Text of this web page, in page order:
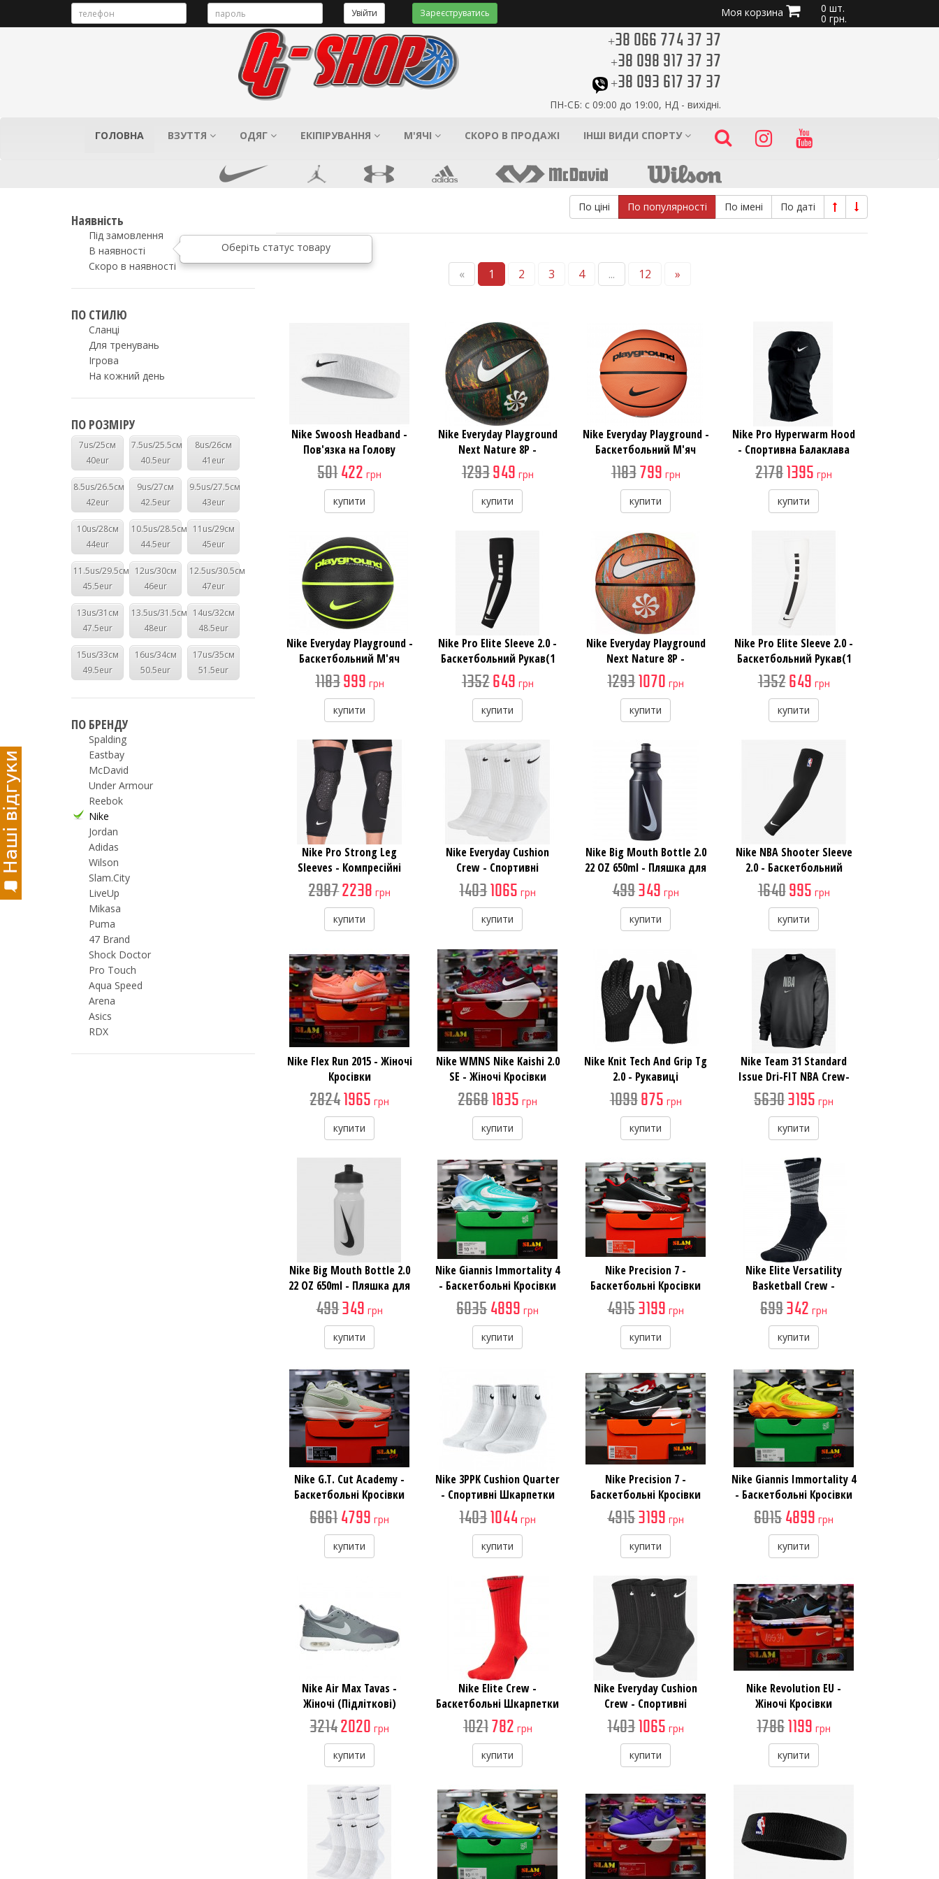
Увійти Зареєструватись Моя корзина 0 шт.
0 грн.
+38 066 774 37 37
+38 098 917 37 37
+38 093 617 37 37
ПН-СБ: с 09:00 до 19:00, НД - вихідні.
ГОЛОВНА ВЗУТТЯ ОДЯГ ЕКІПІРУВАННЯ М'ЯЧІ СКОРО В ПРОДАЖІ ІНШІ ВИДИ СПОРТУ
Наявність
Під замовлення
В наявності
Скоро в наявності
ПО СТИЛЮ
Сланці
Для тренувань
Ігрова
На кожний день
ПО РОЗМІРУ
7us/25см
40eur
7.5us/25.5см
40.5eur
8us/26см
41eur
8.5us/26.5см
42eur
9us/27см
42.5eur
9.5us/27.5см
43eur
10us/28см
44eur
10.5us/28.5см
44.5eur
11us/29см
45eur
11.5us/29.5см
45.5eur
12us/30см
46eur
12.5us/30.5см
47eur
13us/31см
47.5eur
13.5us/31.5см
48eur
14us/32см
48.5eur
15us/33см
49.5eur
16us/34см
50.5eur
17us/35см
51.5eur
ПО БРЕНДУ
Spalding
Eastbay
McDavid
Under Armour
Reebok
Nike
Jordan
Adidas
Wilson
Slam.City
LiveUp
Mikasa
Puma
47 Brand
Shock Doctor
Pro Touch
Aqua Speed
Arena
Asics
RDX
По ціні По популярності По імені По даті
« 1 2 3 4 ... 12 »
Nike Swoosh Headband -
Пов'язка на Голову
501 422 грн
купити
Nike Everyday Playground
Next Nature 8P -
Універсальний
Баскетбольний М'яч
1293949 грн
купити
Nike Everyday Playground -
Баскетбольний М'яч
1183799 грн
купити
Nike Pro Hyperwarm Hood
- Спортивна Балаклава
21781395 грн
купити
Nike Everyday Playground -
Баскетбольний М'яч
1183999 грн
купити
Nike Pro Elite Sleeve 2.0 -
Баскетбольний Рукав(1
шт)
1352649 грн
купити
Nike Everyday Playground
Next Nature 8P -
Універсальний
Баскетбольний М'яч
12931070 грн
купити
Nike Pro Elite Sleeve 2.0 -
Баскетбольний Рукав(1
шт)
1352 649 грн
купити
Nike Pro Strong Leg
Sleeves - Компресійні
наколінники з
захистом(пара)
29872238 грн
купити
Nike Everyday Cushion
Crew - Спортивні
Шкарпетки
14031065 грн
купити
Nike Big Mouth Bottle 2.0
22 OZ 650ml - Пляшка для
Води
499349 грн
купити
Nike NBA Shooter Sleeve
2.0 - Баскетбольний
Рукав
1640 995 грн
купити
Nike Flex Run 2015 - Жіночі
Кросівки
28241965 грн
купити
Nike WMNS Nike Kaishi 2.0
SE - Жіночі Кросівки
26681835 грн
купити
Nike Knit Tech And Grip Tg
2.0 - Рукавиці
1099875 грн
купити
Nike Team 31 Standard
Issue Dri-FIT NBA Crew-
Neck Sweatshirt -
Чоловіча Кофта
56303195 грн
купити
Nike Big Mouth Bottle 2.0
22 OZ 650ml - Пляшка для
Води
499349 грн
купити
Nike Giannis Immortality 4
- Баскетбольні Кросівки
6035 4899 грн
купити
Nike Precision 7 -
Баскетбольні Кросівки
49153199 грн
купити
Nike Elite Versatility
Basketball Crew -
Баскетбольні Шкарпетки
699342 грн
купити
Nike G.T. Cut Academy -
Баскетбольні Кросівки
6861 4799 грн
купити
Nike 3PPK Cushion Quarter
- Спортивні Шкарпетки
14031044 грн
купити
Nike Precision 7 -
Баскетбольні Кросівки
49153199 грн
купити
Nike Giannis Immortality 4
- Баскетбольні Кросівки
6015 4899 грн
купити
Nike Air Max Tavas -
Жіночі (Підліткові)
Кросівки
32142020 грн
купити
Nike Elite Crew -
Баскетбольні Шкарпетки
1021782 грн
купити
Nike Everyday Cushion
Crew - Спортивні
Шкарпетки
14031065 грн
купити
Nike Revolution EU -
Жіночі Кросівки
17861199 грн
купити